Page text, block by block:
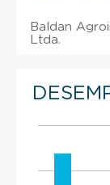
Baldan
Ltda.